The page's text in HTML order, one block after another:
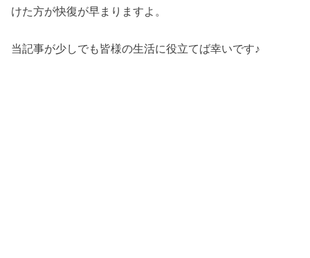
けた方が快復が早まりますよ。
当記事が少しでも皆様の生活に役立てば幸いです♪